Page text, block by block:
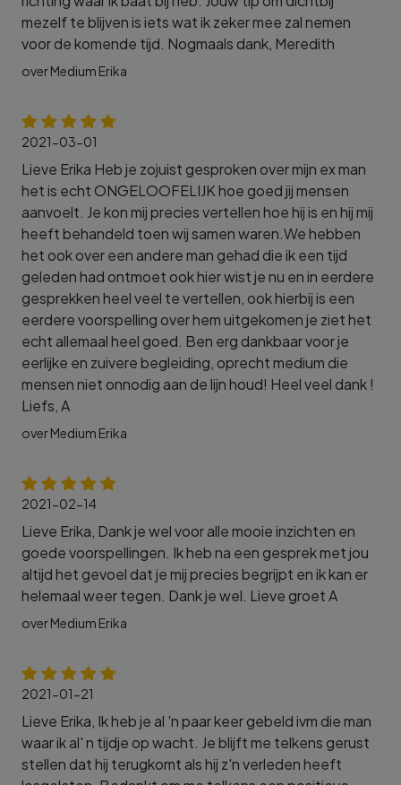
mezelf te blijven is iets wat ik zeker mee zal nemen
voor de komende tijd. Nogmaals dank, Meredith
over Medium Erika
2021-03-01
Lieve Erika Heb je zojuist gesproken over mijn ex man
het is echt ONGELOOFELIJK hoe goed jij mensen
aanvoelt. Je kon mij precies vertellen hoe hij is en hij mij
heeft behandeld toen wij samen waren.We hebben
het ook over een andere man gehad die ik een tijd
geleden had ontmoet ook hier wist je nu en in eerdere
gesprekken heel veel te vertellen, ook hierbij is een
eerdere voorspelling over hem uitgekomen je ziet het
echt allemaal heel goed. Ben erg dankbaar voor je
eerlijke en zuivere begleiding, oprecht medium die
mensen niet onnodig aan de lijn houd! Heel veel dank !
Liefs, A
over Medium Erika
2021-02-14
Lieve Erika, Dank je wel voor alle mooie inzichten en
goede voorspellingen. Ik heb na een gesprek met jou
altijd het gevoel dat je mij precies begrijpt en ik kan er
helemaal weer tegen. Dank je wel. Lieve groet A
over Medium Erika
2021-01-21
Lieve Erika, Ik heb je al 'n paar keer gebeld ivm die man
waar ik al' n tijdje op wacht. Je blijft me telkens gerust
stellen dat hij terugkomt als hij z'n verleden heeft